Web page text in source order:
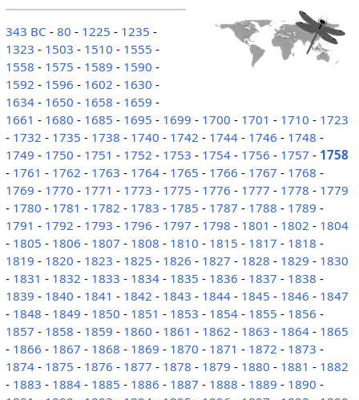
343 BC - 80 - 1225 - 1235 -
1323 - 1503 - 1510 - 1555 -
1558 - 1575 - 1589 - 1590 -
1592 - 1596 - 1602 - 1630 -
1634- 1650 - 1658 - 1659 -
1661 - 1680 - 1685 - 1695 - 1699 - 1700 - 1701 - 1710 - 1723
- 1732 - 1735 - 1738 - 1740 - 1742 - 1744- 1746 - 1748 -
1749 - 1750 - 1751 - 1752 - 1753 - 1754- 1756 - 1757 - 1758
- 1761 - 1762 - 1763 - 1764- 1765 - 1766 - 1767 - 1768 -
1769 - 1770 - 1771 - 1773 - 1775 - 1776 - 1777 - 1778 - 1779
- 1780 - 1781 - 1782 - 1783 - 1785 - 1787 - 1788 - 1789 -
1791 - 1792 - 1793 - 1796 - 1797 - 1798 - 1801 - 1802 - 1804
- 1805 - 1806 - 1807 - 1808 - 1810 - 1815 - 1817 - 1818 -
1819 - 1820 - 1823 - 1825 - 1826 - 1827 - 1828 - 1829 - 1830
- 1831 - 1832 - 1833 - 1834- 1835 - 1836 - 1837 - 1838 -
1839 - 1840 - 1841 - 1842 - 1843 - 1844- 1845 - 1846 - 1847
- 1848 - 1849 - 1850 - 1851 - 1853 - 1854- 1855 - 1856 -
1857 - 1858 - 1859 - 1860 - 1861 - 1862 - 1863 - 1864- 1865
- 1866 - 1867 - 1868 - 1869 - 1870 - 1871 - 1872 - 1873 -
1874- 1875 - 1876 - 1877 - 1878 - 1879 - 1880 - 1881 - 1882
- 1883 - 1884- 1885 - 1886 - 1887 - 1888 - 1889 - 1890 -